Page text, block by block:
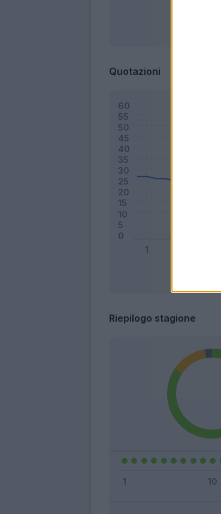
Quotazioni
Riepilogo stagione